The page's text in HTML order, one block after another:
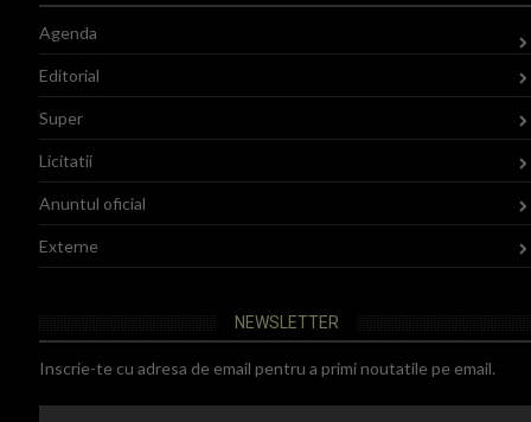
Agenda
Editorial
Super
Licitatii
Anuntul oficial
Externe
NEWSLETTER
Inscrie-te cu adresa de email pentru a primi noutatile pe email.